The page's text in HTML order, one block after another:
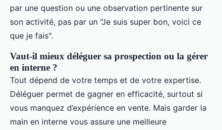
par une question ou une observation pertinente sur
son activité, pas par un "Je suis super bon, voici ce
que je fais".
Vaut-il mieux déléguer sa prospection ou la gérer
en interne ?
Tout dépend de votre temps et de votre expertise.
Déléguer permet de gagner en efficacité, surtout si
vous manquez d’expérience en vente. Mais garder la
main en interne vous assure une meilleure